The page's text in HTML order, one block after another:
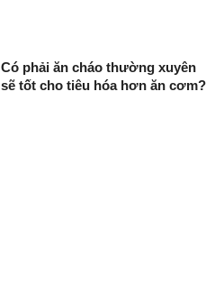
Có phải ăn cháo thường xuyên
sẽ tốt cho tiêu hóa hơn ăn cơm?